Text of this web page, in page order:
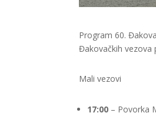
Program 60.
Đakovačkih vezova
Mali vezovi
17:00 – Povorka